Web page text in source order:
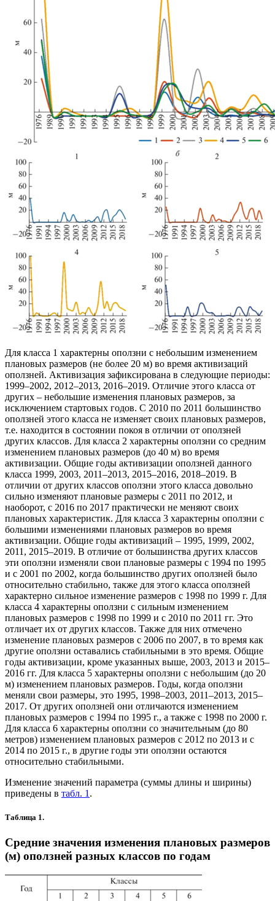
Для класса 1 характерны оползни с небольшим изменением
плановых размеров (не более 20 м) во время активизаций
оползней. Активизация зафиксирована в следующие периоды:
1999–2002, 2012–2013, 2016–2019. Отличие этого класса от
других – небольшие изменения плановых размеров, за
исключением стартовых годов. С 2010 по 2011 большинство
оползней этого класса не изменяет своих плановых размеров,
т.е. находится в состоянии покоя в отличии от оползней
других классов. Для класса 2 характерны оползни со средним
изменением плановых размеров (до 40 м) во время
активизации. Общие годы активизации оползней данного
класса 1999, 2003, 2011–2013, 2015–2016, 2018–2019. В
отличии от других классов оползни этого класса довольно
сильно изменяют плановые размеры с 2011 по 2012, и
наоборот, с 2016 по 2017 практически не меняют своих
плановых характеристик. Для класса 3 характерны оползни с
большими изменениями плановых размеров во время
активизации. Общие годы активизаций – 1995, 1999, 2002,
2011, 2015–2019. В отличие от большинства других классов
эти оползни изменяли свои плановые размеры с 1994 по 1995
и с 2001 по 2002, когда большинство других оползней было
относительно стабильно, также для этого класса оползней
характерно сильное изменение размеров с 1998 по 1999 г. Для
класса 4 характерны оползни с сильным изменением
плановых размеров с 1998 по 1999 и с 2010 по 2011 гг. Это
отличает их от других классов. Также для них отмечено
изменение плановых размеров с 2006 по 2007, в то время как
другие оползни оставались стабильными в это время. Общие
годы активизации, кроме указанных выше, 2003, 2013 и 2015–
2016 гг. Для класса 5 характерны оползни с небольшим (до 20
м) изменением плановых размеров. Годы, когда оползни
меняли свои размеры, это 1995, 1998–2003, 2011–2013, 2015–
2017. От других оползней они отличаются изменением
плановых размеров с 1994 по 1995 г., а также с 1998 по 2000 г.
Для класса 6 характерны оползни со значительным (до 80
метров) изменением плановых размеров с 2012 по 2013 и с
2014 по 2015 г., в другие годы эти оползни остаются
относительно стабильными.
Изменение значений параметра (суммы длины и ширины)
приведены в табл. 1 .
Таблица 1.
Средние значения изменения плановых размеров
(м) оползней разных классов по годам